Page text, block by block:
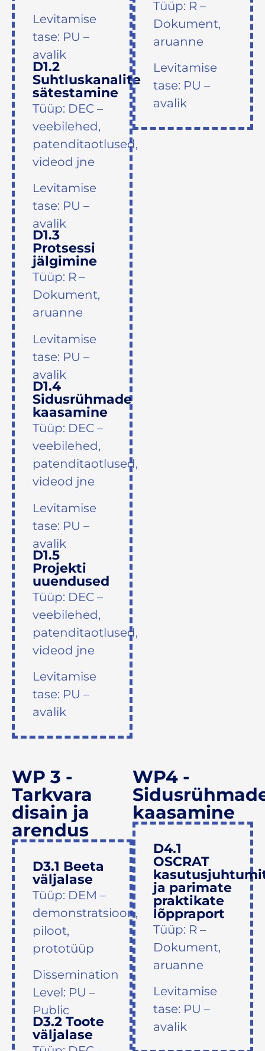
Levitamise
tase: PU –
avalik
D1.2
Suhtluskanalite
sätestamine
Tüüp: DEC –
veebilehed,
patenditaotlused,
videod jne
Levitamise
tase: PU –
avalik
D1.3
Protsessi
jälgimine
Tüüp: R –
Dokument,
aruanne
Levitamise
tase: PU –
avalik
D1.4
Sidusrühmade
kaasamine
Tüüp: DEC –
veebilehed,
patenditaotlused,
videod jne
Levitamise
tase: PU –
avalik
D1.5
Projekti
uuendused
Tüüp: DEC –
veebilehed,
patenditaotlused,
videod jne
Levitamise
tase: PU –
avalik
Tüüp: R –
Dokument,
aruanne
Levitamise
tase: PU –
avalik
WP 3 -
Tarkvara
disain ja
arendus
D3.1 Beeta
väljalase
Tüüp: DEM –
demonstratsioon,
piloot,
prototüüp
Dissemination
Level: PU –
Public
D3.2 Toote
väljalase
WP4 -
kaasamine
D4.1
OSCRAT
ja parimate
praktikate
lõppraport
Tüüp: R –
Dokument,
aruanne
Levitamise
tase: PU –
avalik